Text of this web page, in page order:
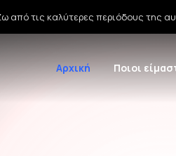
τις καλύτερες περιόδους της
Αρχική Ποιοι